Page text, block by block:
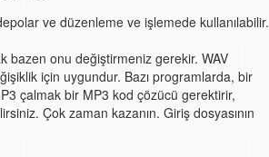
ve düzenleme ve işlemede kullanılabilir.
bazen onu değiştirmeniz gerekir. WAV
için uygundur. Bazı programlarda, bir
çalmak bir MP3 kod çözücü gerektirir,
Çok zaman kazanın. Giriş dosyasının